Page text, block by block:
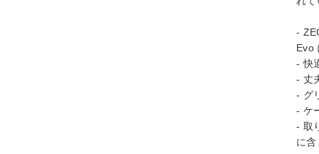
-
Evo
- 快
- 丈
- グ
- ケ
- 取
に